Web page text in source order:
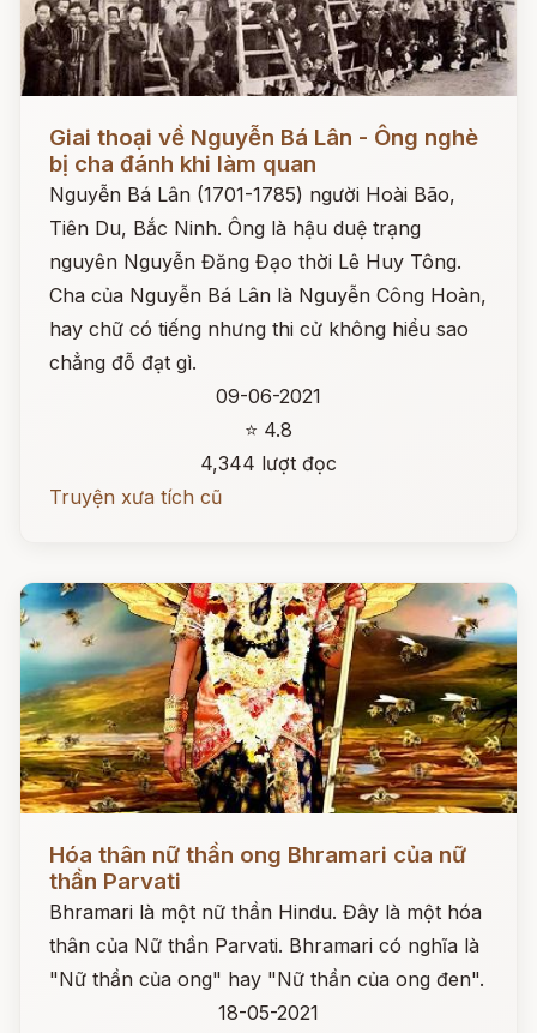
Giai thoại về Nguyễn Bá Lân - Ông nghè
bị cha đánh khi làm quan
Nguyễn Bá Lân (1701-1785) người Hoài Bão,
Tiên Du, Bắc Ninh. Ông là hậu duệ trạng
nguyên Nguyễn Đăng Đạo thời Lê Huy Tông.
Cha của Nguyễn Bá Lân là Nguyễn Công Hoàn,
hay chữ có tiếng nhưng thi cử không hiểu sao
chẳng đỗ đạt gì.
09-06-2021
⭐ 4.8
4,344 lượt đọc
Truyện xưa tích cũ
Hóa thân nữ thần ong Bhramari của nữ
thần Parvati
Bhramari là một nữ thần Hindu. Đây là một hóa
thân của Nữ thần Parvati. Bhramari có nghĩa là
"Nữ thần của ong" hay "Nữ thần của ong đen".
18-05-2021